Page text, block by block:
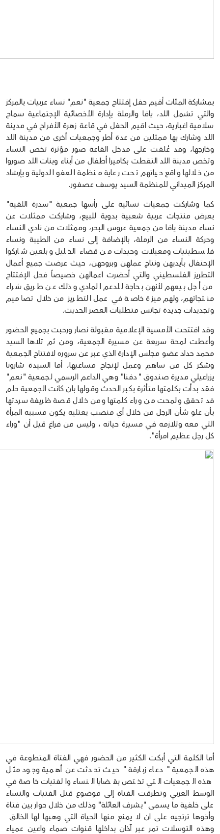
بمشاركة المئات أقيم حفل إفتتاح جمعية "نعم" نساء عربيات بالمركز
والتي تشمل اللد، يافا والرملة بإدارة الأخصائية الإجتماعية سماح
سلامية اغبارية، حيث اقيم الحفل في قاعة زهرة الأفراح في مدينة
اللد وشارك بها ممثلين من عدة أطر وجمعيات أخرى من مدينة اللد
وخارجها، وقد عُلقت على مدخل القاعة صور مؤثرة تخص النساء
وتخص مدينة اللد التقطت بكاميرا أطفال من أبناء وبنات اللد صوروا
من خلالها واقع حياتهم تحت رعاية منظمة العفو الدولية وبإرشاد
المركز الميداني للمنظمة السيد يوسف عصفور.
كما وشاركت جمعيات نسائية على رأسها جمعية "سدرة اللقية"
بعرض منتجات عربية شعبية بدوية للبيع، وشاركت ممثلات عن
نساء مدينة يافا من جمعية عروس البحر، وممثلات من نادي النساء
وحركة النساء من الرملة، بالإضافة إلى نساء من الطيبة ونساء
فلسطينيات ومعيلات وحيدات من قضاء الخليل وبلعين شاركوا
الإحتفال بأيديهن ونتاج عملهن وبروحهن، حيث عرضت جميع أعمال
التطريز الفلسطيني والتي أحضرت اعمالهن خصيصاً فحل الإفتتاح
من أجل بيعهم لأنهن بحاجة للدعم المادي وذلك عن طريق شراء
منتجاتهم، ولهم ميزة خاصة في عمل التطريز من خلال تصاميم
وتجديدات جديدة تجانس متطلبات العصر الحديث.
وقد افتتحت الأمسية الإعلامية مقبولة نصار ورحبت بجميع الحضور
وأعطت لمحة سريعة عن مسيرة الجمعية، ومن ثم تلاها السيد
محمد حداد عضو مجلس الإدارة الذي عبر عن سروره لافتتاح الجمعية
وشكر كل من ساهم وعمل لإنجاح مساعيها، أما السيدة شارونا
يزراعيلي مديرة صندوق "دفنا" وهي الداعم الرسمي لجمعية "نعم"
فقد بدأت بكلمتها متأثرة بكبر الحدث وقولها بان كانت الجمعية حلم
قد تحقق ولمحت من وراء كلمتها ومن خلال قصة ظريفة سردتها
بأن علو شأن الرجل من خلال أي منصب يعتليه يكون مسببه المرأة
التي معه وتلازمه في مسيرة حياته ، وليس من فراغ قيل أن "وراء
كل رجل عظيم امرأة".
أما الكلمة التي أبكت الكثير من الحضور فهي الفتاة المتطوعة في
هذه الجمعية " دعاء زبارقة " حيث تحدثت عن أهمية وجود مثل
هذه الجمعيات التي تختص بقضايا النساء والفتيات خاصة في
الوسط العربي وتطرقت الفتاة إلى موضوع قتل الفتيات والنساء
على خلفية ما يسمى "بشرف العائلة" وذلك من خلال حوار بين فتاة
وأخوها ترتجيه على ان لا يمنع منها الحياة التي وهبها لها الخالق
وهذه التوسلات تمر عبر آذان بداخلها قنوات صماء واعين عمياء